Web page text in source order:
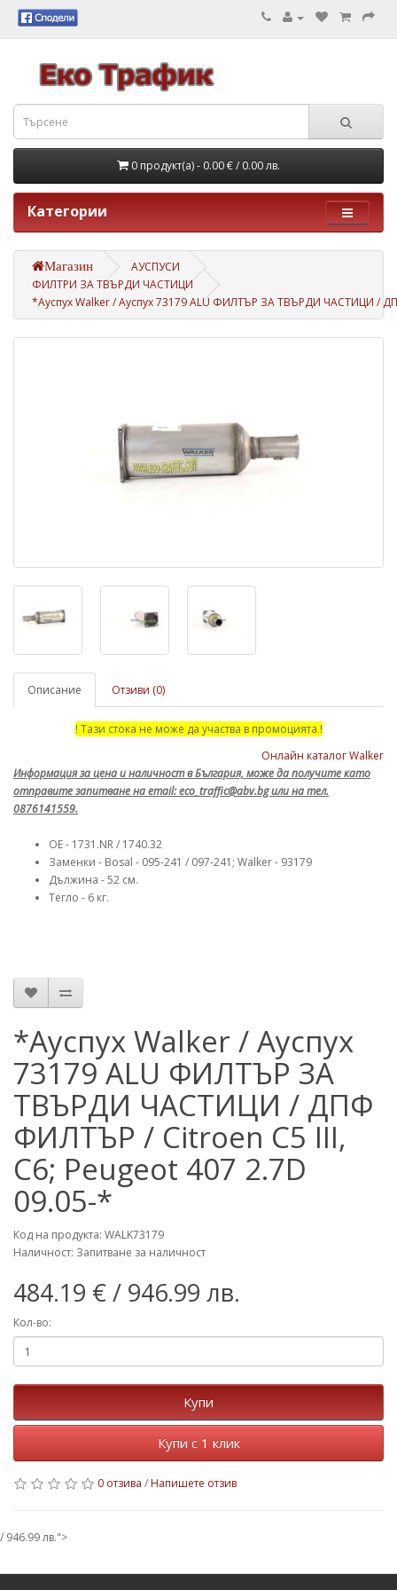
0 продукт(а) - 0.00 €/ 0.00 лв.
Категории
Магазин
АУСПУСИ
ФИЛТРИ ЗА ТВЪРДИ ЧАСТИЦИ
*Ауспух Walker / Ауспух 73179 ALU ФИЛТЪР ЗА ТВЪРДИ ЧАСТИЦИ /
Описание Отзиви (0)
! Тази стока не може да участва в промоцията !
Онлайн каталог Walker
Информация за цена и наличност в България, може да получите като
отправите запитване на email: eco_traffic@abv.bg или на тел.
0876141559.
OE - 1731.NR / 1740.32
Заменки - Bosal - 095-241 / 097-241; Walker - 93179
Дължина - 52 см.
Тегло - 6 кг.
*Ауспух Walker / Ауспух
73179 ALU ФИЛТЪР ЗА
ТВЪРДИ ЧАСТИЦИ / ДПФ
ФИЛТЪР / Citroen C5 III,
C6; Peugeot 407 2.7D
09.05-*
Код на продукта: WALK73179
Наличност: Запитване за наличност
484.19 €/ 946.99 лв.
Кол-во:
Купи
Купи с 1 клик
0 отзива / Напишете отзив
/ 946.99 лв.">